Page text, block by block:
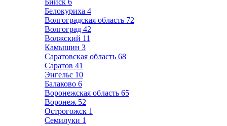
Бийск 6
Белокуриха 4
Волгоградская область 72
Волгоград 42
Волжский 11
Камышин 3
Саратовская область 68
Саратов 41
Энгельс 10
Балаково 6
Воронежская область 65
Воронеж 52
Острогожск 1
Семилуки 1